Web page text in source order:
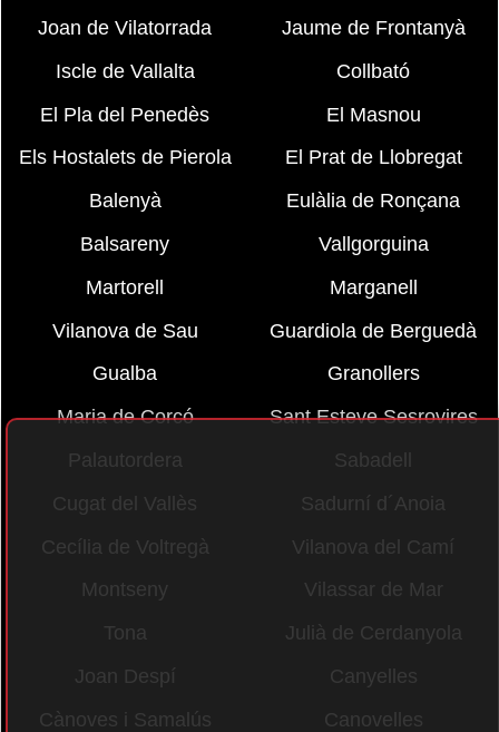
Joan de Vilatorrada
Jaume de Frontanyà
Iscle de Vallalta
Collbató
El Pla del Penedès
El Masnou
Els Hostalets de Pierola
El Prat de Llobregat
Balenyà
Eulàlia de Ronçana
Balsareny
Vallgorguina
Martorell
Marganell
Vilanova de Sau
Guardiola de Berguedà
Gualba
Granollers
Maria de Corcó
Sant Esteve Sesrovires
Palautordera
Sabadell
Cugat del Vallès
Sadurní d´Anoia
Cecília de Voltregà
Vilanova del Camí
Montseny
Vilassar de Mar
Tona
Julià de Cerdanyola
Joan Despí
Canyelles
Cànoves i Samalús
Canovelles